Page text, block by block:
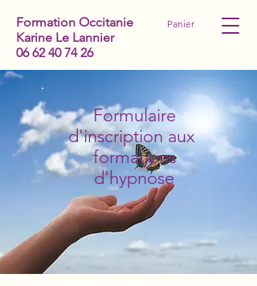
Formation Occitanie
Karine Le Lannier
06 62 40 74 26
Panier
Formulaire
d'inscription aux
formations
d'hypnose